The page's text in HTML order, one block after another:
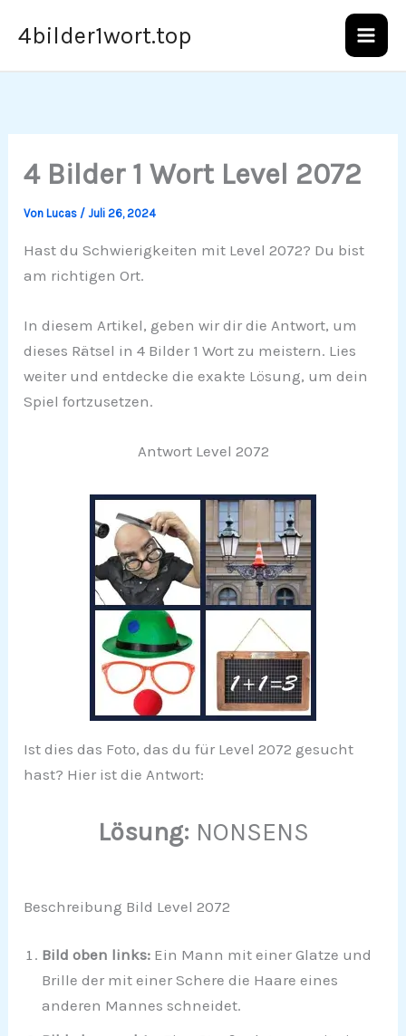
Inhalt
4bilder1wort.top
4 Bilder 1 Wort Level 2072
VonLucas /Juli 26, 2024
Hast du Schwierigkeiten mit Level 2072? Du bist
am richtigen Ort.
In diesem Artikel, geben wir dir die Antwort, um
dieses Rätsel in 4 Bilder 1 Wort zu meistern. Lies
weiter und entdecke die exakte Lösung, um dein
Spiel fortzusetzen.
Antwort Level 2072
Ist dies das Foto, das du für Level 2072 gesucht
hast? Hier ist die Antwort:
Lösung: NONSENS
Beschreibung Bild Level 2072
Bild oben links: Ein Mann mit einer Glatze und
Brille der mit einer Schere die Haare eines
anderen Mannes schneidet.